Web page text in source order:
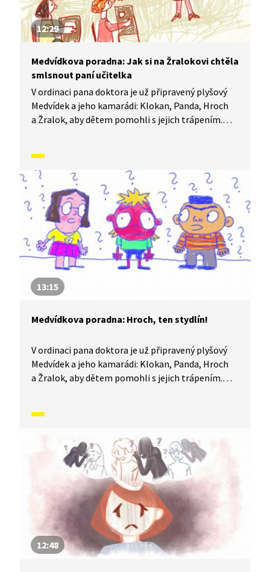
12:29
Medvídkova poradna: Jak si na Žralokovi chtěla
smlsnout paní učitelka
V ordinaci pana doktora je už připravený plyšový
Medvídek a jeho kamarádi: Klokan, Panda, Hroch
a Žralok, aby dětem pomohli s jejich trápením.
historkou pomáhají dětem pochopit, jak se dá
s každým trápením bojovat a kudy vede cesta ven.
Dnes poradí Fanynce, jak se zbavit strachu z paní
učitelky.
13:15
Medvídkova poradna: Hroch, ten stydlín!
V ordinaci pana doktora je už připravený plyšový
Medvídek a jeho kamarádi: Klokan, Panda, Hroch
a Žralok, aby dětem pomohli s jejich trápením.
historkou pomáhají dětem pochopit, jak se dá
Dnes poradí Aleškovi, jak si poradit se stydlivostí.
12:48